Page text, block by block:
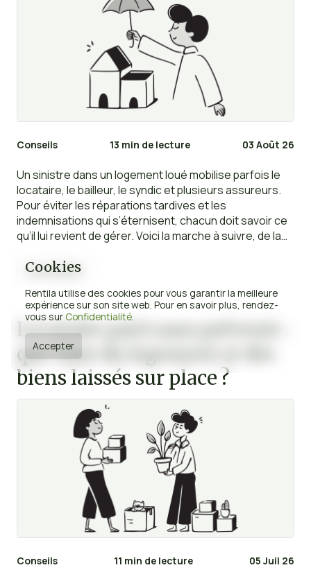
Cookies
Rentila utilise des cookies pour vous garantir la meilleure
expérience sur son site web. Pour en savoir plus, rendez-
vous surConfidentialité.
Accepter
Conseils 13 min de lecture 03 Août 26
Un sinistre dans un logement loué mobilise parfois le
locataire, le bailleur, le syndic et plusieurs assureurs.
Pour éviter les réparations tardives et les
indemnisations qui s’éternisent, chacun doit savoir ce
qu’il lui revient de gérer. Voici la marche à suivre, de la
Lire la suite
Locataire parti sans prévenir :
que faire du logement et des
biens laissés sur place ?
Conseils 11 min de lecture 05 Juil 26